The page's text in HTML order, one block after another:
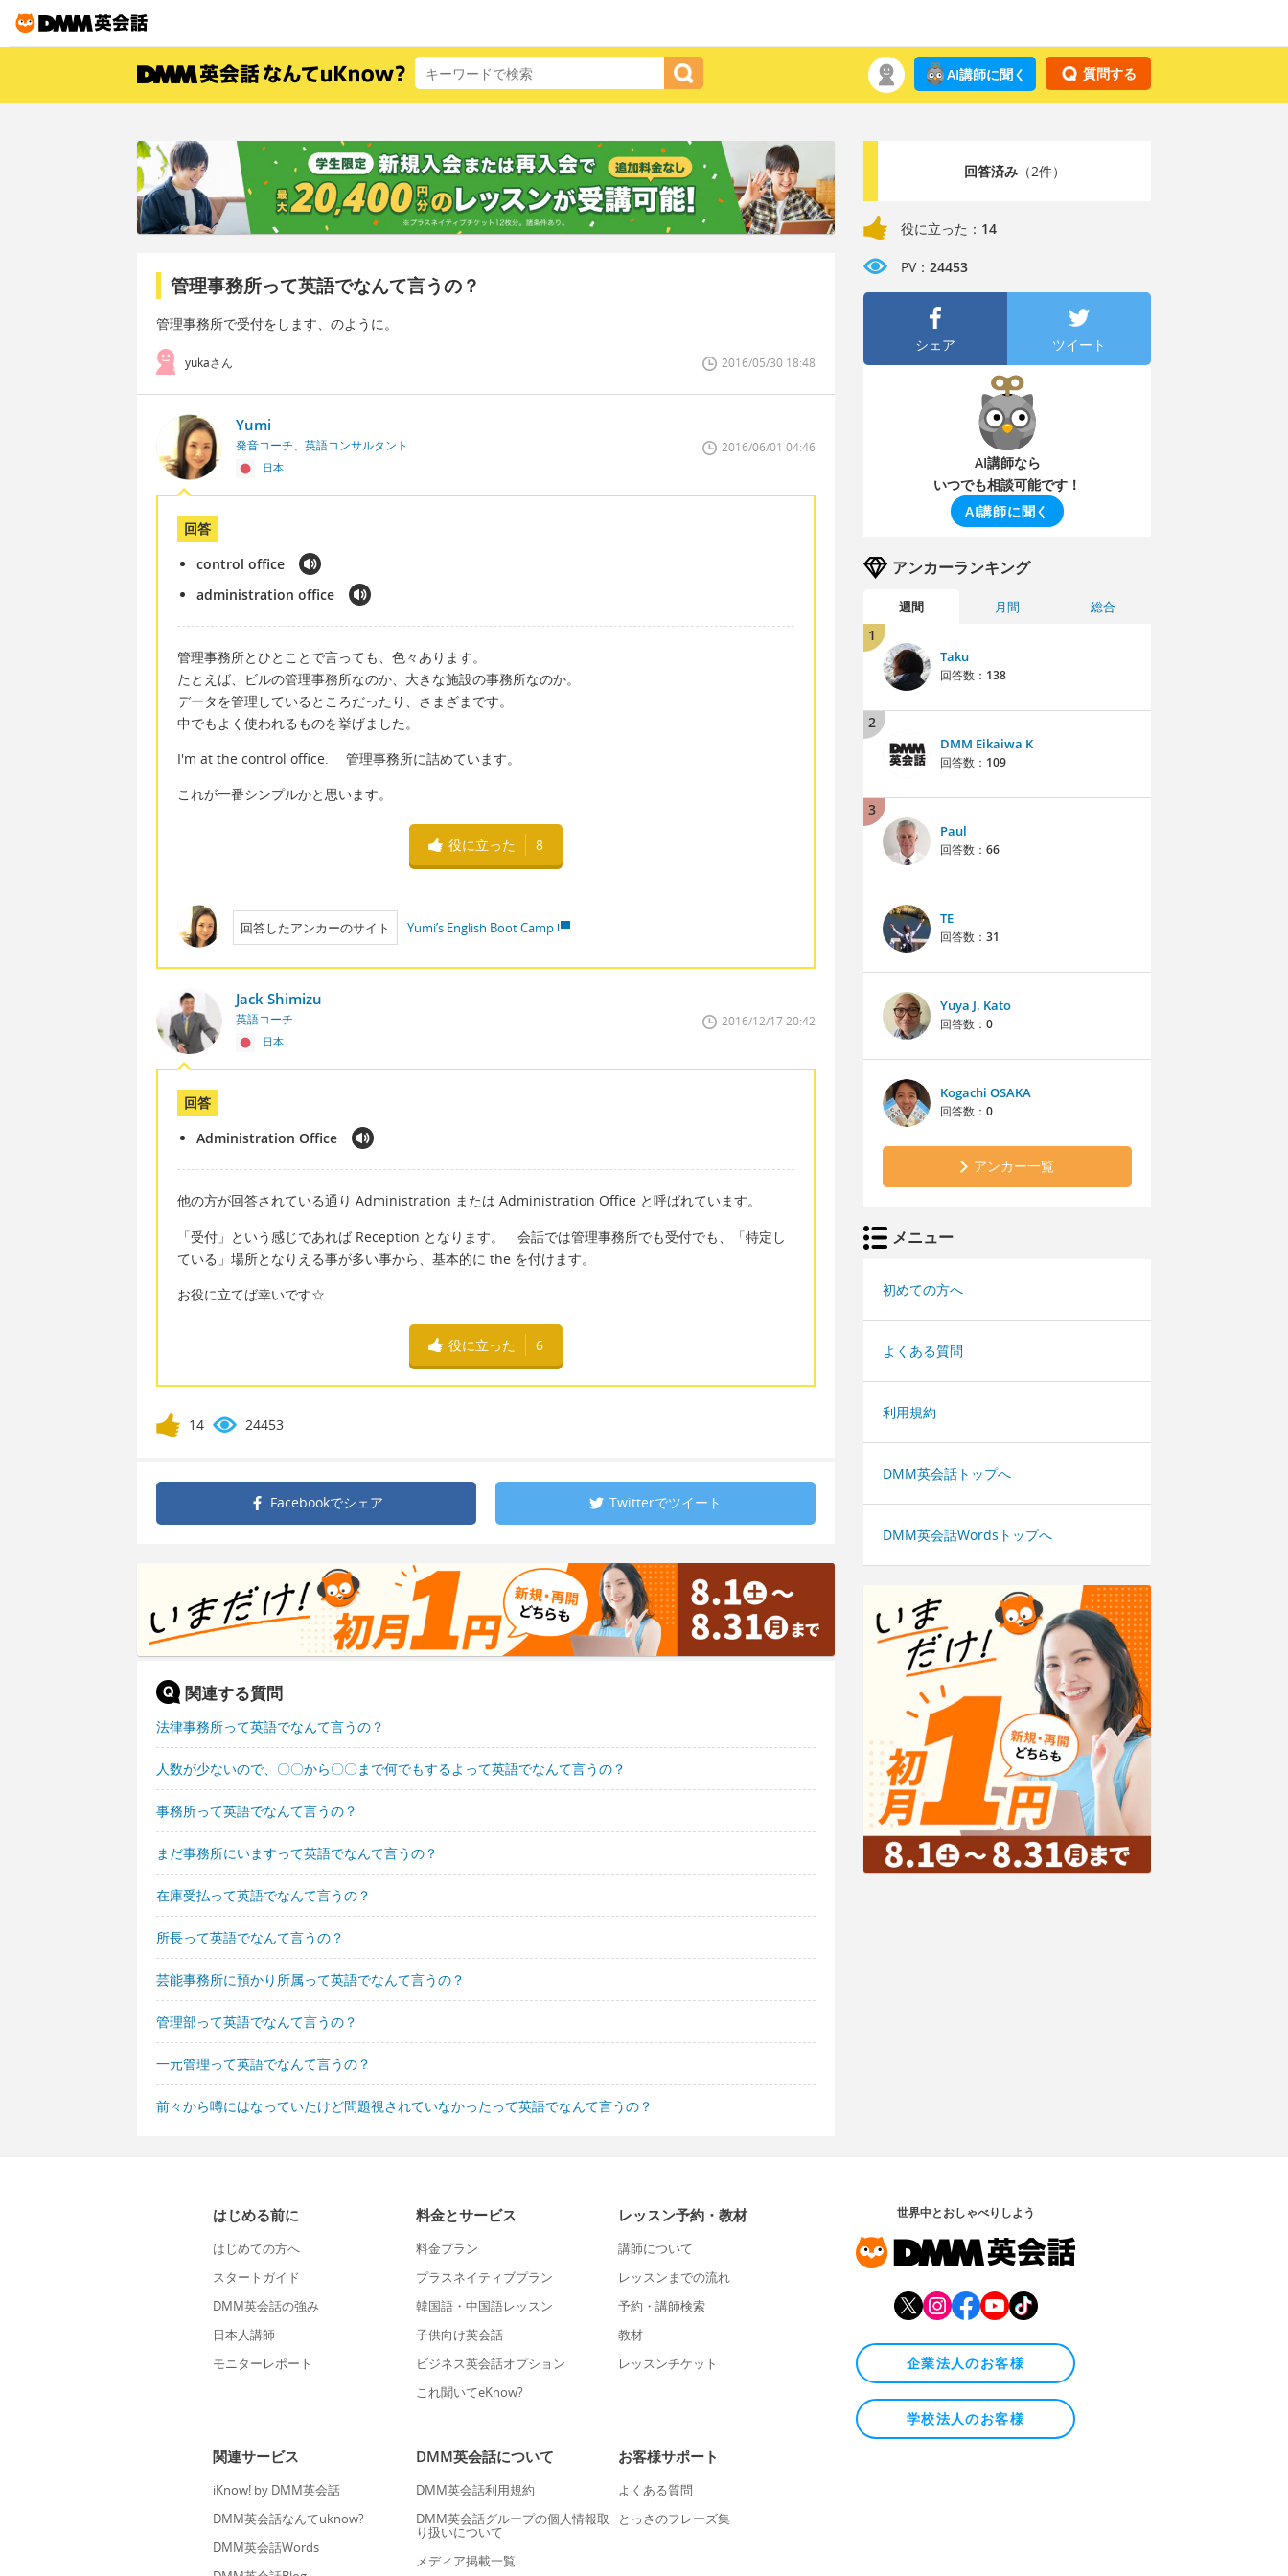
質問する
AI講師に聞く
管理事務所って英語でなんて言うの？
管理事務所で受付をします、のように。
yukaさん 2016/05/30 18:48
Yumi
発音コーチ、英語コンサルタント
日本
2016/06/01 04:46
回答
control office
administration office
管理事務所とひとことで言っても、色々あります。
たとえば、ビルの管理事務所なのか、大きな施設の事務所なのか。
データを管理しているところだったり、さまざまです。
中でもよく使われるものを挙げました。
I'm at the control office. 管理事務所に詰めています。
これが一番シンプルかと思います。
役に立った 8
回答したアンカーのサイト Yumi’s English Boot Camp
Jack Shimizu
英語コーチ
日本
2016/12/17 20:42
回答
Administration Office
他の方が回答されている通り Administration または Administration Office と呼ばれています。
「受付」という感じであれば Reception となります。 会話では管理事務所でも受付でも、「特定し
ている」場所となりえる事が多い事から、基本的に the を付けます。
お役に立てば幸いです☆
役に立った 6
14 24453
Facebookでシェア Twitterでツイート
関連する質問
法律事務所って英語でなんて言うの？
人数が少ないので、〇〇から〇〇まで何でもするよって英語でなんて言うの？
事務所って英語でなんて言うの？
まだ事務所にいますって英語でなんて言うの？
在庫受払って英語でなんて言うの？
所長って英語でなんて言うの？
芸能事務所に預かり所属って英語でなんて言うの？
管理部って英語でなんて言うの？
一元管理って英語でなんて言うの？
前々から噂にはなっていたけど問題視されていなかったって英語でなんて言うの？
回答済み（2件）
役に立った： 14
PV： 24453
シェア ツイート
AI講師なら
いつでも相談可能です！
AI講師に聞く
アンカーランキング
週間 月間 総合
1
Taku
回答数： 138
2
DMM Eikaiwa K
回答数： 109
3
Paul
回答数： 66
TE
回答数： 31
Yuya J. Kato
回答数： 0
Kogachi OSAKA
回答数： 0
アンカー一覧
メニュー
初めての方へ
よくある質問
利用規約
DMM英会話トップへ
DMM英会話Wordsトップへ
はじめる前に
はじめての方へ
スタートガイド
DMM英会話の強み
日本人講師
モニターレポート
料金とサービス
料金プラン
プラスネイティブプラン
韓国語・中国語レッスン
子供向け英会話
ビジネス英会話オプション
これ聞いてeKnow?
レッスン予約・教材
講師について
レッスンまでの流れ
予約・講師検索
教材
レッスンチケット
関連サービス
iKnow! by DMM英会話
DMM英会話なんてuknow?
DMM英会話Words
DMM英会話について
DMM英会話利用規約
DMM英会話グループの個人情報取
り扱いについて
メディア掲載一覧
お客様サポート
よくある質問
とっさのフレーズ集
世界中とおしゃべりしよう
企業法人のお客様
学校法人のお客様